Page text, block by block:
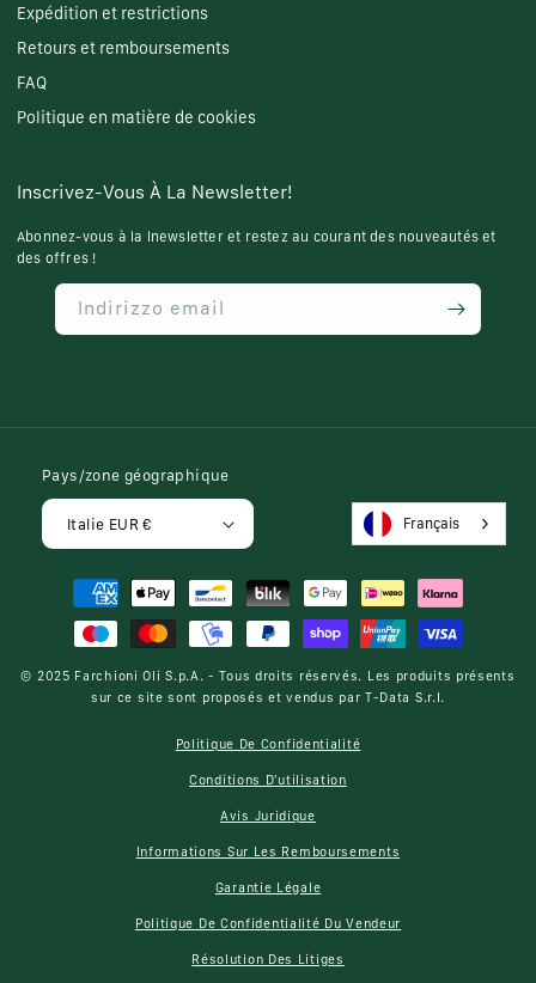
Expédition et restrictions
Retours et remboursements
FAQ
Politique en matière de cookies
Inscrivez-Vous À La Newsletter!
Abonnez-vous à la lnewsletter et restez au courant des nouveautés et
des offres !
Indirizzo email
Pays/zone géographique
Italie EUR € Français
Modes
paiement
© 2025 Farchioni Oli S.p.A. - Tous droits réservés. Les produits présents
sur ce site sont proposés et vendus par T-Data S.r.l.
Politique De Confidentialité
Conditions D'utilisation
Avis Juridique
Informations Sur Les Remboursements
Garantie Légale
Politique De Confidentialité Du Vendeur
Résolution Des Litiges